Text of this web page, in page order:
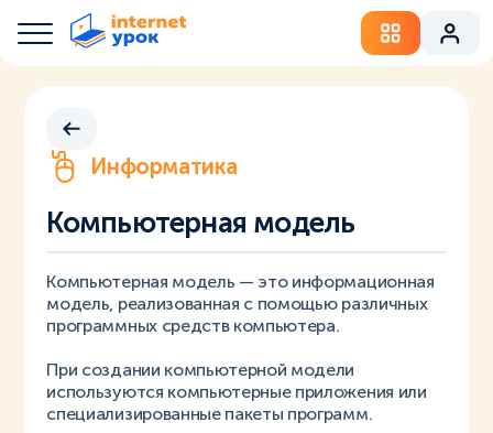
Информатика
Компьютерная модель
Компьютерная модель — это информационная
модель, реализованная с помощью различных
программных средств компьютера.
При создании компьютерной модели
используются компьютерные приложения или
специализированные пакеты программ.